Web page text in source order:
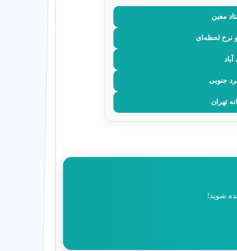
معین
نرخ لحظه‌ای
جنوبی
تهران
شوید!